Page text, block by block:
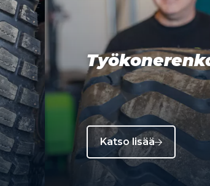
Katso lisää